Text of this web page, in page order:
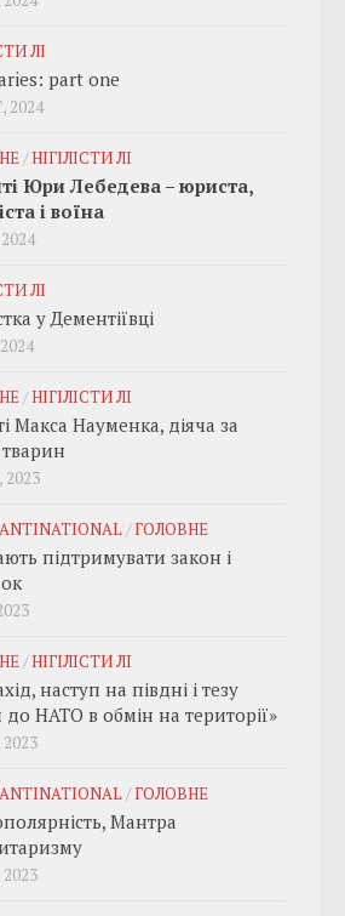
ЛІ
part one
2024
/НІГІЛІСТИ ЛІ
Юри Лебедева – юриста,
і воїна
ЛІ
у Дементіївці
/НІГІЛІСТИ ЛІ
Макса Науменка, діяча за
2023
/ГОЛОВНЕ
підтримувати закон і
/НІГІЛІСТИ ЛІ
наступ на півдні і тезу
до НАТО в обмін на території»
/ГОЛОВНЕ
Мантра